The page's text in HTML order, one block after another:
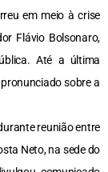
em meio à crise
Flávio Bolsonaro,
Até a última
sobre a
reunião entre
Neto, na sede do